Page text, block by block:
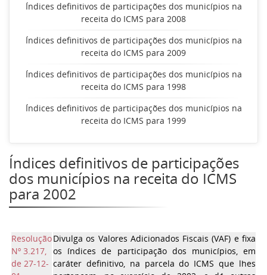
Índices definitivos de participações dos municípios na
receita do ICMS para 2008
Índices definitivos de participações dos municípios na
receita do ICMS para 2009
Índices definitivos de participações dos municípios na
receita do ICMS para 1998
Índices definitivos de participações dos municípios na
receita do ICMS para 1999
Índices definitivos de participações
dos municípios na receita do ICMS
para 2002
Resolução
Nº 3.217,
de 27-12-
Divulga os Valores Adicionados Fiscais (VAF) e fixa
os índices de participação dos municípios, em
caráter definitivo, na parcela do ICMS que lhes